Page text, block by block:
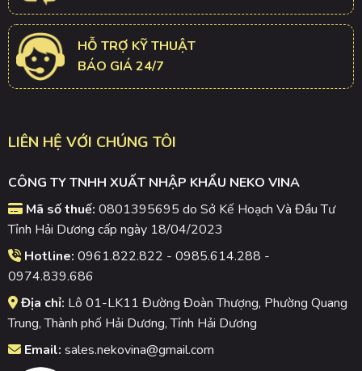
HỖ TRỢ KỸ THUẬT
BÁO GIÁ 24/7
LIÊN HỆ VỚI CHÚNG TÔI
CÔNG TY TNHH XUẤT NHẬP KHẨU NEKO VINA
Mã số thuế: 0801395695 do Sở Kế Hoạch Và Đầu Tư
Tỉnh Hải Dương cấp ngày 18/04/2023
Hotline: 0961.822.822 - 0985.614.288 -
0974.839.686
Địa chỉ: Lô 01-LK11 Đường Đoàn Thượng, Phường Quang
Trung, Thành phố Hải Dương, Tỉnh Hải Dương
Email: sales.nekovina@gmail.com